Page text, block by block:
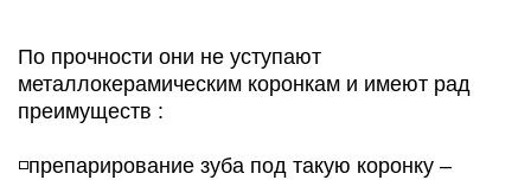
По прочности они не уступают
металлокерамическим коронкам и имеют рад
преимуществ :
◽️препарирование зуба под такую коронку –